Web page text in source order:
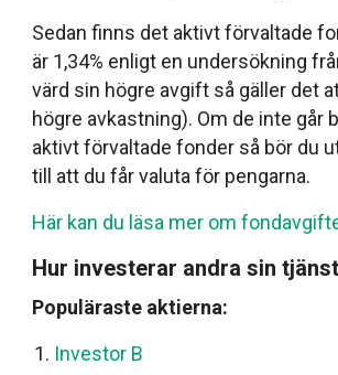
Sedan finns det aktivt förvaltade
är 1,34% enligt en undersökning
värd sin högre avgift så gäller det
högre avkastning). Om de inte går
aktivt förvaltade fonder så bör du
till att du får valuta för pengarna.
Här kan du läsa mer om
Hur investerar andra sin
Populäraste aktierna:
Investor B